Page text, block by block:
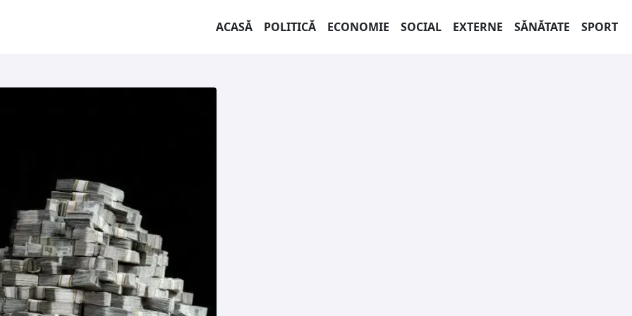
ACASĂ
POLITICĂ ECONOMIE SOCIAL EXTERNE SĂNĂTATE SPORT